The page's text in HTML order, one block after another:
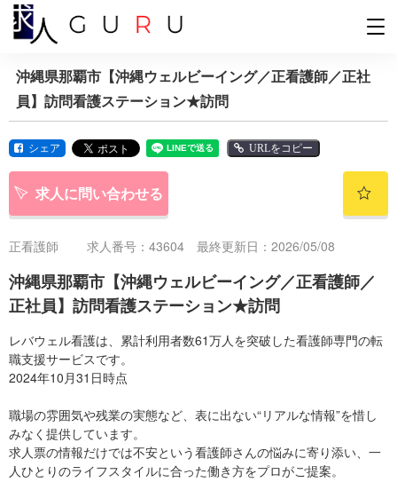
沖縄県那覇市【沖縄ウェルビーイング／正看護師／正社
員】訪問看護ステーション★訪問
シェア URLをコピー
求人に問い合わせる
正看護師 求人番号：43604 最終更新日：2026/05/08
沖縄県那覇市【沖縄ウェルビーイング／正看護師／
正社員】訪問看護ステーション★訪問
レバウェル看護は、累計利用者数61万人を突破した看護師専門の転
職支援サービスです。
2024年10月31日時点
職場の雰囲気や残業の実態など、表に出ない“リアルな情報”を惜し
みなく提供しています。
求人票の情報だけでは不安という看護師さんの悩みに寄り添い、一
人ひとりのライフスタイルに合った働き方をプロがご提案。